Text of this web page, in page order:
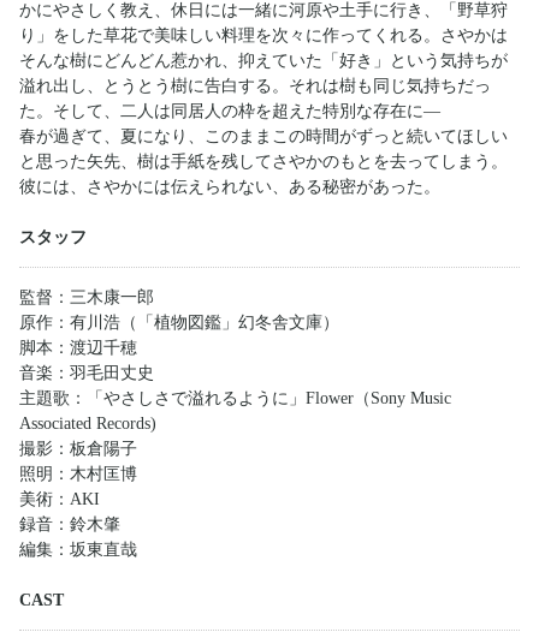
かにやさしく教え、休日には一緒に河原や土手に行き、「野草狩
り」をした草花で美味しい料理を次々に作ってくれる。さやかは
そんな樹にどんどん惹かれ、抑えていた「好き」という気持ちが
溢れ出し、とうとう樹に告白する。それは樹も同じ気持ちだっ
た。そして、二人は同居人の枠を超えた特別な存在に―
春が過ぎて、夏になり、このままこの時間がずっと続いてほしい
と思った矢先、樹は手紙を残してさやかのもとを去ってしまう。
彼には、さやかには伝えられない、ある秘密があった。
スタッフ
監督：三木康一郎
原作：有川浩（「植物図鑑」幻冬舎文庫）
脚本：渡辺千穂
音楽：羽毛田丈史
主題歌：「やさしさで溢れるように」Flower（Sony Music
Associated Records)
撮影：板倉陽子
照明：木村匡博
美術：AKI
録音：鈴木肇
編集：坂東直哉
CAST